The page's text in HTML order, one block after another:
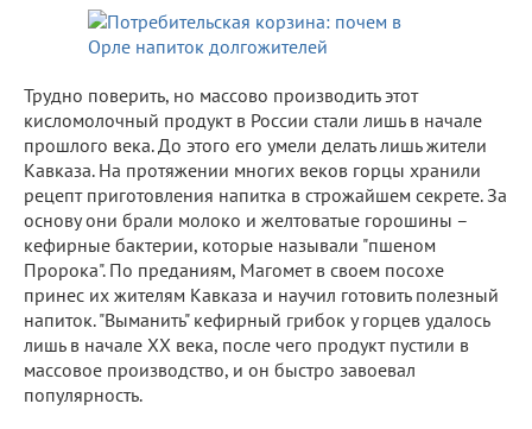
Трудно поверить, но массово производить этот
кисломолочный продукт в России стали лишь в начале
прошлого века. До этого его умели делать лишь жители
Кавказа. На протяжении многих веков горцы хранили
рецепт приготовления напитка в строжайшем секрете. За
основу они брали молоко и желтоватые горошины –
кефирные бактерии, которые называли "пшеном
Пророка". По преданиям, Магомет в своем посохе
принес их жителям Кавказа и научил готовить полезный
напиток. "Выманить" кефирный грибок у горцев удалось
лишь в начале XX века, после чего продукт пустили в
массовое производство, и он быстро завоевал
популярность.